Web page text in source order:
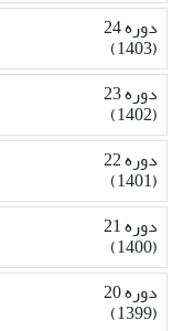
دوره 24
(1403)
دوره 23
(1402)
دوره 22
(1401)
دوره 21
(1400)
دوره 20
(1399)